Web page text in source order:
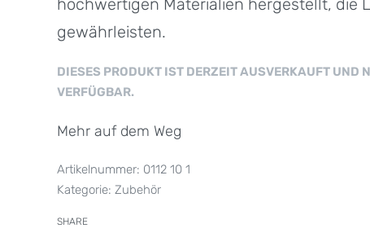
gewährleisten.
DIESES PRODUKT IST DERZEIT AUSVERKAUFT UND
VERFÜGBAR.
Mehr auf dem Weg
0112 10 1
Kategorie: Zubehör
SHARE